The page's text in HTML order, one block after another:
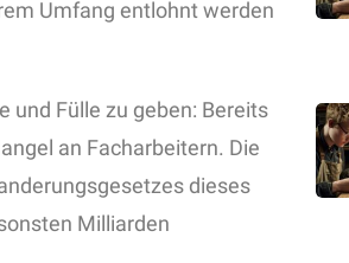
Umfang entlohnt werden
und Fülle zu geben: Bereits
an Facharbeitern. Die
dieses
Milliarden